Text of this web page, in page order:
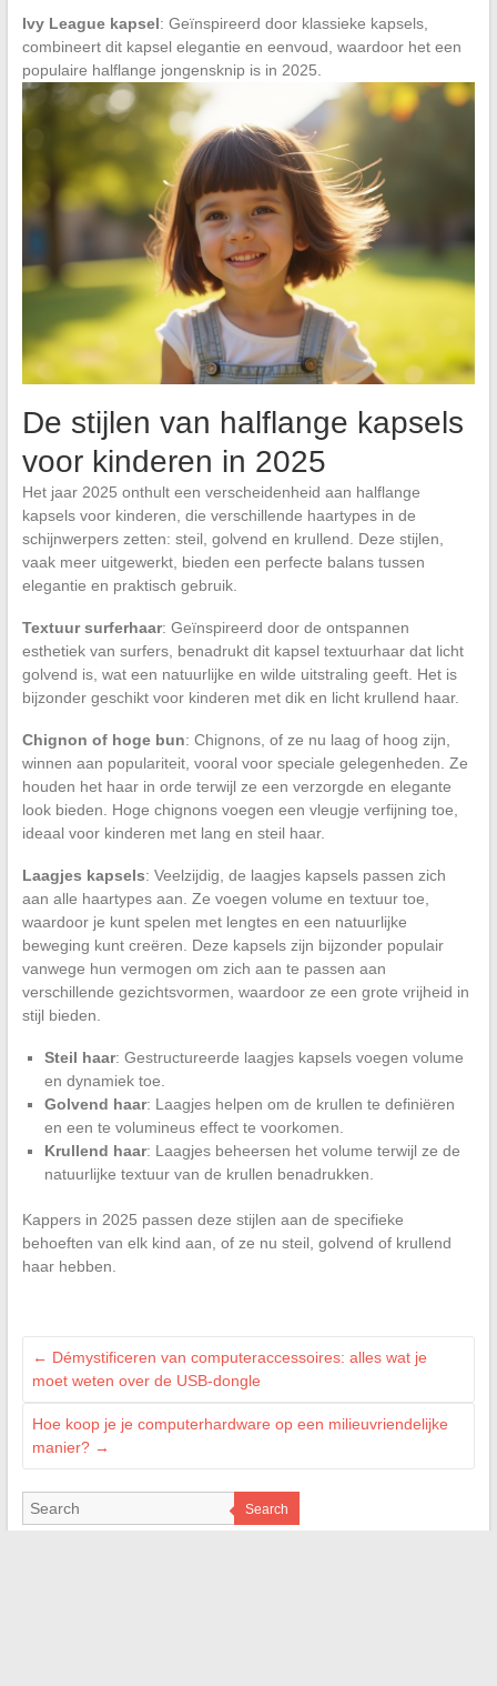
Ivy League kapsel: Geïnspireerd door klassieke kapsels,
combineert dit kapsel elegantie en eenvoud, waardoor het een
populaire halflange jongensknip is in 2025.
De stijlen van halflange kapsels
voor kinderen in 2025
Het jaar 2025 onthult een verscheidenheid aan halflange
kapsels voor kinderen, die verschillende haartypes in de
schijnwerpers zetten: steil, golvend en krullend. Deze stijlen,
vaak meer uitgewerkt, bieden een perfecte balans tussen
elegantie en praktisch gebruik.
Textuur surferhaar: Geïnspireerd door de ontspannen
esthetiek van surfers, benadrukt dit kapsel textuurhaar dat licht
golvend is, wat een natuurlijke en wilde uitstraling geeft. Het is
bijzonder geschikt voor kinderen met dik en licht krullend haar.
Chignon of hoge bun: Chignons, of ze nu laag of hoog zijn,
winnen aan populariteit, vooral voor speciale gelegenheden. Ze
houden het haar in orde terwijl ze een verzorgde en elegante
look bieden. Hoge chignons voegen een vleugje verfijning toe,
ideaal voor kinderen met lang en steil haar.
Laagjes kapsels: Veelzijdig, de laagjes kapsels passen zich
aan alle haartypes aan. Ze voegen volume en textuur toe,
waardoor je kunt spelen met lengtes en een natuurlijke
beweging kunt creëren. Deze kapsels zijn bijzonder populair
vanwege hun vermogen om zich aan te passen aan
verschillende gezichtsvormen, waardoor ze een grote vrijheid in
stijl bieden.
Steil haar: Gestructureerde laagjes kapsels voegen volume
en dynamiek toe.
Golvend haar: Laagjes helpen om de krullen te definiëren
en een te volumineus effect te voorkomen.
Krullend haar: Laagjes beheersen het volume terwijl ze de
natuurlijke textuur van de krullen benadrukken.
Kappers in 2025 passen deze stijlen aan de specifieke
behoeften van elk kind aan, of ze nu steil, golvend of krullend
haar hebben.
← Démystificeren van computeraccessoires: alles wat je
moet weten over de USB-dongle
Hoe koop je je computerhardware op een milieuvriendelijke
manier? →
Search